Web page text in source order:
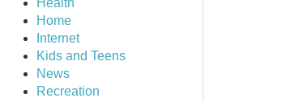
Health
Home
Internet
Kids and Teens
News
Recreation